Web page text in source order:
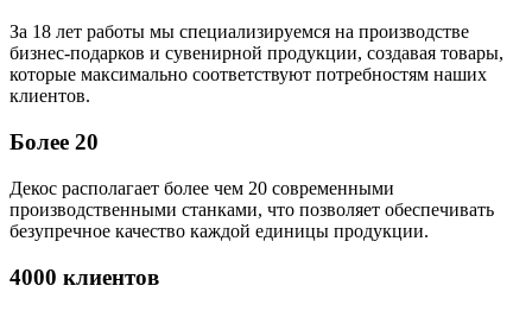
За 18 лет работы мы специализируемся на производстве
бизнес-подарков и сувенирной продукции, создавая товары,
которые максимально соответствуют потребностям наших
клиентов.
Более 20
Декос располагает более чем 20 современными
производственными станками, что позволяет обеспечивать
безупречное качество каждой единицы продукции.
4000 клиентов